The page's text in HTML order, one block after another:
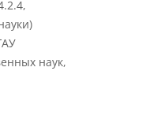
наук,